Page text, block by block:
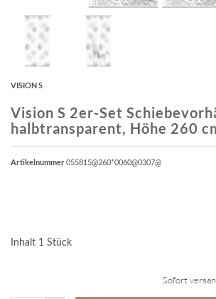
VISION S
Vision S 2er-Set
halbtransparent, Höhe 260
Artikelnummer055815@260*0060@0307@
Inhalt 1 Stück
Sofort